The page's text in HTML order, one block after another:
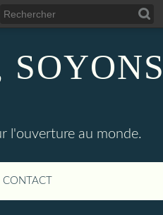
l'ouverture au monde.
CONTACT